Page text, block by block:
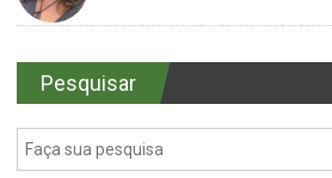
Pesquisar